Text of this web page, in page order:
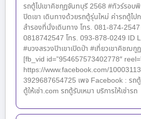
รถตู้ไปเขาคิชกุฏจันทบุรี 2568 #ทัวร์รอบ
ปิดเขา เดินทางด้วยรถตู้รุ่นใหม่ ค่ารถตู้ไ
สำรองที่นั่งเดินทาง โทร. 081-874-
0818742547 โทร. 093-878-0249 ID
#บวงสรวงปิาเขาเปิดป่า #เที่ยวเขาคิชฌ
[fb_vid id=”954657573402778″
https://www.facebook.com/
3929687654725 เพจ Facebook : รถ
ตู้ให้เช่า.com รถตู้รับเหมา บริการให้เช่ารถ